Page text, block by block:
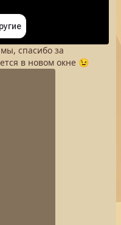
спасибо за
в новом окне 😉